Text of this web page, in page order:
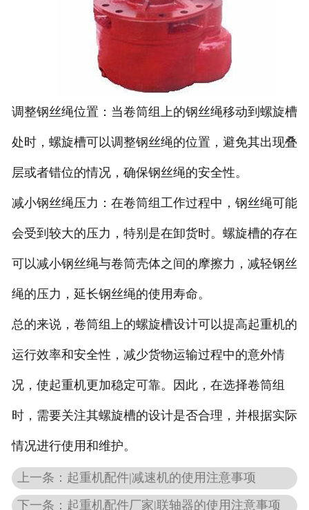
调整钢丝绳位置：当卷筒组上的钢丝绳移动到螺旋槽
处时，螺旋槽可以调整钢丝绳的位置，避免其出现叠
层或者错位的情况，确保钢丝绳的安全性。
减小钢丝绳压力：在卷筒组工作过程中，钢丝绳可能
会受到较大的压力，特别是在卸货时。螺旋槽的存在
可以减小钢丝绳与卷筒壳体之间的摩擦力，减轻钢丝
绳的压力，延长钢丝绳的使用寿命。
总的来说，卷筒组上的螺旋槽设计可以提高起重机的
运行效率和安全性，减少货物运输过程中的意外情
况，使起重机更加稳定可靠。因此，在选择卷筒组
时，需要关注其螺旋槽的设计是否合理，并根据实际
情况进行使用和维护。
上一条：起重机配件|减速机的使用注意事项
下一条：起重机配件厂家|联轴器的使用注意事项